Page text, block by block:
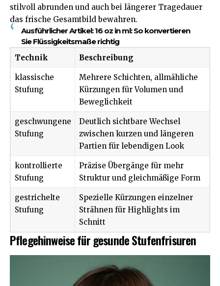
stilvoll abrunden und auch bei längerer Tragedauer
das frische Gesamtbild bewahren.
Ausführlicher Artikel:16 oz in ml: So konvertieren
Sie Flüssigkeitsmaße richtig
Technik
Beschreibung
klassische
Stufung
Mehrere Schichten, allmähliche
Kürzungen für Volumen und
Beweglichkeit
geschwungene
Stufung
Deutlich sichtbare Wechsel
zwischen kurzen und längeren
Partien für lebendigen Look
kontrollierte
Stufung
Präzise Übergänge für mehr
Struktur und gleichmäßige Form
gestrichelte
Stufung
Spezielle Kürzungen einzelner
Strähnen für Highlights im
Schnitt
Pflegehinweise für gesunde Stufenfrisuren